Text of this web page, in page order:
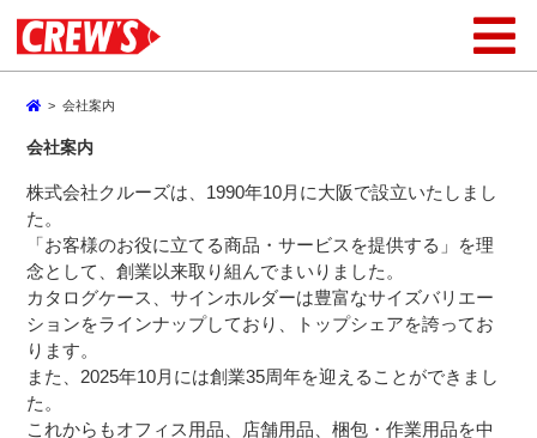
>会社案内
会社案内
株式会社クルーズは、1990年10月に大阪で設立いたしまし
た。
「お客様のお役に立てる商品・サービスを提供する」を理
念として、創業以来取り組んでまいりました。
カタログケース、サインホルダーは豊富なサイズバリエー
ションをラインナップしており、トップシェアを誇ってお
ります。
また、2025年10月には創業35周年を迎えることができまし
た。
これからもオフィス用品、店舗用品、梱包・作業用品を中